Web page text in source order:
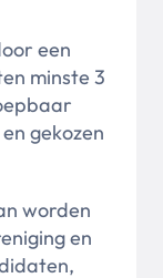
een
minste 3
gekozen
worden
en